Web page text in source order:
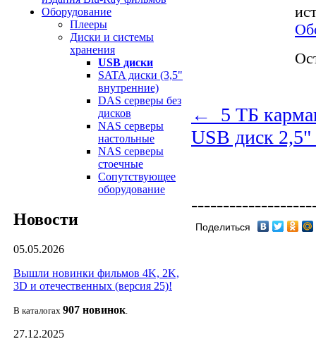
Оборудование
Плееры
Диски и системы
хранения
USB диски
SATA диски (3,5"
внутренние)
DAS серверы без
дисков
NAS серверы
настольные
NAS серверы
стоечные
Сопутствующее
оборудование
Новости
05.05.2026
Вышли новинки фильмов 4K, 2K,
3D и отечественных (версия 25)!
В каталогах 907 новинок.
27.12.2025
← 5 ТБ
USB диск
Поделиться